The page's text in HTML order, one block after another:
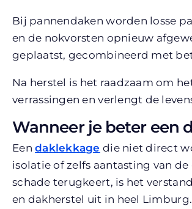
Bij pannendaken worden losse
en de nokvorsten opnieuw
geplaatst, gecombineerd met
Na herstel is het raadzaam om
verrassingen en verlengt de
Wanneer je beter een
Eendaklekkage die niet direct
isolatie of zelfs aantasting van
schade terugkeert, is het
en dakherstel uit in heel